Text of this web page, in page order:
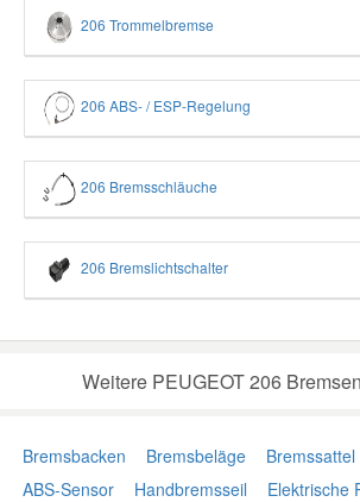
206 Trommelbremse
206 ABS- / ESP-Regelung
206 Bremsschläuche
206 Bremslichtschalter
Weitere PEUGEOT 206
Bremsbacken Bremsbeläge Bremssattel
ABS-Sensor
Handbremsseil
Elektrische